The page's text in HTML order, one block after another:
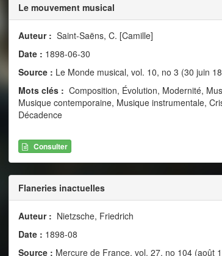
Le mouvement musical
Auteur : Saint-Saëns, C. [Camille]
Date : 1898-06-30
Source : Le Monde musical, vol. 10, no 3 (30 juin
Mots clés : Composition, Évolution, Modernité,
Musique contemporaine, Musique instrumentale,
Décadence
Consulter
Flaneries inactuelles
Auteur : Nietzsche, Friedrich
Date : 1898-08
Source : Mercure de France, vol. 27, no 104 (août